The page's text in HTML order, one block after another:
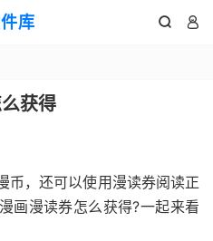
库  
获得
币，还可以使用漫读券阅读正
画漫读券怎么获得?一起来看